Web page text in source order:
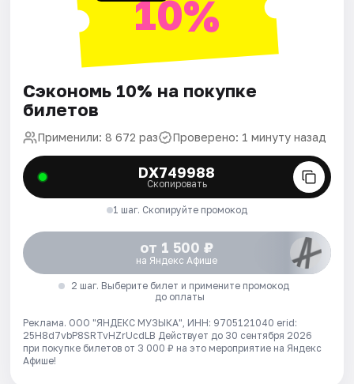
10%
Сэкономь 10% на покупке
билетов
Применили: 8 672 раз Проверено: 1 минуту назад
DX749988
Скопировать
1 шаг. Скопируйте промокод
от 1 500 ₽
на Яндекс Афише
2 шаг. Выберите билет и примените промокод
до оплаты
Реклама. ООО "ЯНДЕКС МУЗЫКА", ИНН: 9705121040 erid:
25H8d7vbP8SRTvHZrUcdLB Действует до 30 сентября 2026
при покупке билетов от 3 000 ₽ на это мероприятие на Яндекс
Афише!